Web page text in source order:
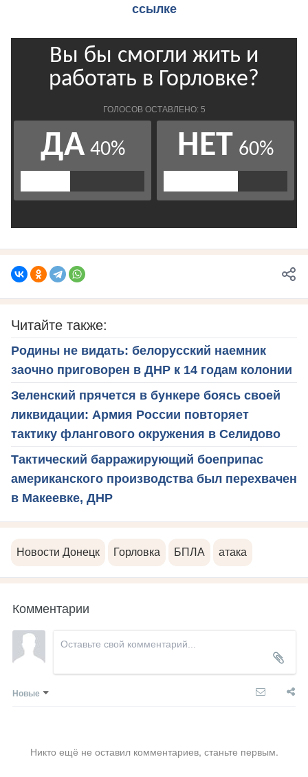
ссылке
Читайте также:
Родины не видать: белорусский наемник
заочно приговорен в ДНР к 14 годам колонии
Зеленский прячется в бункере боясь своей
ликвидации: Армия России повторяет
тактику флангового окружения в Селидово
Тактический барражирующий боеприпас
американского производства был перехвачен
в Макеевке, ДНР
Новости Донецк Горловка БПЛА атака
Комментарии
Новые
Никто ещё не оставил комментариев, станьте первым.